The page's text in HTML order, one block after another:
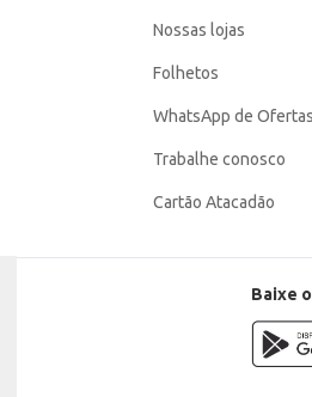
Nossas lojas
Folhetos
WhatsApp de Ofertas
Trabalhe conosco
Cartão Atacadão
Baixe